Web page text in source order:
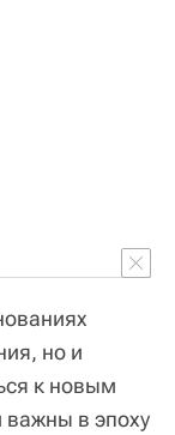
но и
к новым
важны в эпоху